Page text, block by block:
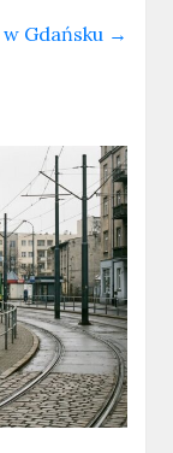
Gdańsku →